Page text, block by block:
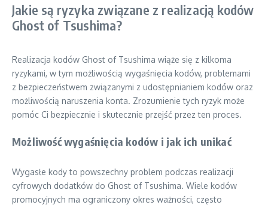
Jakie są ryzyka związane z realizacją kodów
Ghost of Tsushima?
Realizacja kodów Ghost of Tsushima wiąże się z kilkoma
ryzykami, w tym możliwością wygaśnięcia kodów, problemami
z bezpieczeństwem związanymi z udostępnianiem kodów oraz
możliwością naruszenia konta. Zrozumienie tych ryzyk może
pomóc Ci bezpiecznie i skutecznie przejść przez ten proces.
Możliwość wygaśnięcia kodów i jak ich unikać
Wygasłe kody to powszechny problem podczas realizacji
cyfrowych dodatków do Ghost of Tsushima. Wiele kodów
promocyjnych ma ograniczony okres ważności, często